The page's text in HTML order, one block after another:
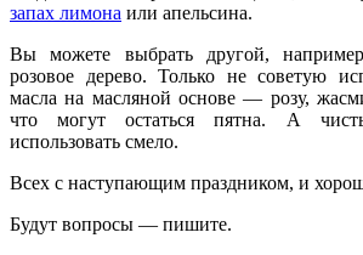
запах лимона или апельсина.
Вы можете выбрать другой,
розовое дерево. Только не советую
масла на масляной основе — розу,
что могут остаться пятна. А
использовать смело.
Всех с наступающим праздником, и
Будут вопросы — пишите.